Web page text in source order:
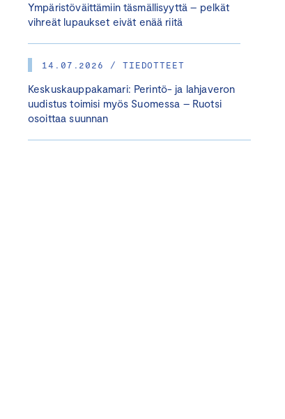
Ympäristöväittämiin täsmällisyyttä – pelkät
vihreät lupaukset eivät enää riitä
14.07.2026 / TIEDOTTEET
Keskuskauppakamari: Perintö- ja lahjaveron
uudistus toimisi myös Suomessa – Ruotsi
osoittaa suunnan